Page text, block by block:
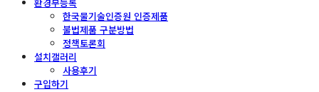
한국물기술인증원 인증제품
불법제품 구분방법
정책토론회
설치갤러리
사용후기
구입하기